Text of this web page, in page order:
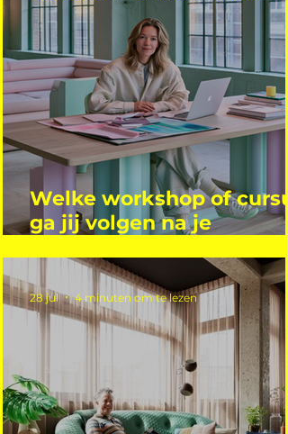
Welke workshop of
ga jij volgen na je
28 jul 4 minuten om te lezen